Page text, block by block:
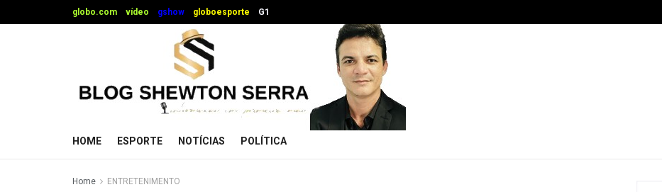
globo.com vídeo gshow globoesporte G1
HOME ESPORTE NOTÍCIAS POLÍTICA
Home ENTRETENIMENTO